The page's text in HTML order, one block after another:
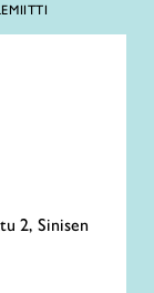
2, Sinisen